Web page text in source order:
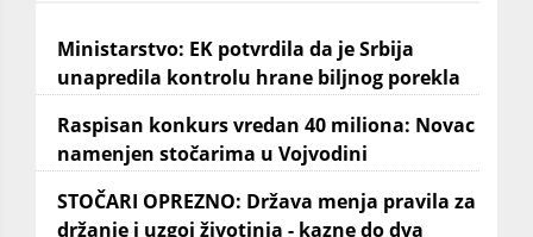
Ministarstvo: EK potvrdila da je Srbija
unapredila kontrolu hrane biljnog porekla
Raspisan konkurs vredan 40 miliona: Novac
namenjen stočarima u Vojvodini
STOČARI OPREZNO: Država menja pravila za
držanje i uzgoj životinja - kazne do dva